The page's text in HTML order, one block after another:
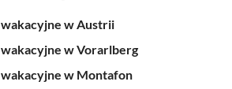
w Austrii
w Vorarlberg
w Montafon